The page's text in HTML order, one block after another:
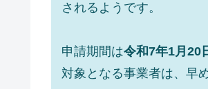
されるようです。
申請期間は令和7年1月20
対象となる事業者は、早